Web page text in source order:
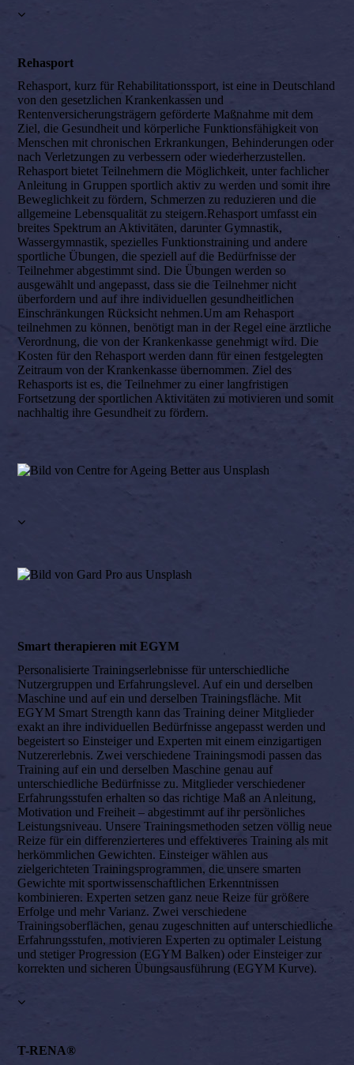
Rehasport
Rehasport, kurz für Rehabilitationssport, ist eine in Deutschland
von den gesetzlichen Krankenkassen und
Rentenversicherungsträgern geförderte Maßnahme mit dem
Ziel, die Gesundheit und körperliche Funktionsfähigkeit von
Menschen mit chronischen Erkrankungen, Behinderungen oder
nach Verletzungen zu verbessern oder wiederherzustellen.
Rehasport bietet Teilnehmern die Möglichkeit, unter fachlicher
Anleitung in Gruppen sportlich aktiv zu werden und somit ihre
Beweglichkeit zu fördern, Schmerzen zu reduzieren und die
allgemeine Lebensqualität zu steigern.Rehasport umfasst ein
breites Spektrum an Aktivitäten, darunter Gymnastik,
Wassergymnastik, spezielles Funktionstraining und andere
sportliche Übungen, die speziell auf die Bedürfnisse der
Teilnehmer abgestimmt sind. Die Übungen werden so
ausgewählt und angepasst, dass sie die Teilnehmer nicht
überfordern und auf ihre individuellen gesundheitlichen
Einschränkungen Rücksicht nehmen.Um am Rehasport
teilnehmen zu können, benötigt man in der Regel eine ärztliche
Verordnung, die von der Krankenkasse genehmigt wird. Die
Kosten für den Rehasport werden dann für einen festgelegten
Zeitraum von der Krankenkasse übernommen. Ziel des
Rehasports ist es, die Teilnehmer zu einer langfristigen
Fortsetzung der sportlichen Aktivitäten zu motivieren und somit
nachhaltig ihre Gesundheit zu fördern.
Smart therapieren mit EGYM
Personalisierte Trainingserlebnisse für unterschiedliche
Nutzergruppen und Erfahrungslevel. Auf ein und derselben
Maschine und auf ein und derselben Trainingsfläche. Mit
EGYM Smart Strength kann das Training deiner Mitglieder
exakt an ihre individuellen Bedürfnisse angepasst werden und
begeistert so Einsteiger und Experten mit einem einzigartigen
Nutzererlebnis. Zwei verschiedene Trainingsmodi passen das
Training auf ein und derselben Maschine genau auf
unterschiedliche Bedürfnisse zu. Mitglieder verschiedener
Erfahrungsstufen erhalten so das richtige Maß an Anleitung,
Motivation und Freiheit – abgestimmt auf ihr persönliches
Leistungsniveau. Unsere Trainingsmethoden setzen völlig neue
Reize für ein differenzierteres und effektiveres Training als mit
herkömmlichen Gewichten. Einsteiger wählen aus
zielgerichteten Trainingsprogrammen, die unsere smarten
Gewichte mit sportwissenschaftlichen Erkenntnissen
kombinieren. Experten setzen ganz neue Reize für größere
Erfolge und mehr Varianz. Zwei verschiedene
Trainingsoberflächen, genau zugeschnitten auf unterschiedliche
Erfahrungsstufen, motivieren Experten zu optimaler Leistung
und stetiger Progression (EGYM Balken) oder Einsteiger zur
korrekten und sicheren Übungsausführung (EGYM Kurve).
T-RENA®